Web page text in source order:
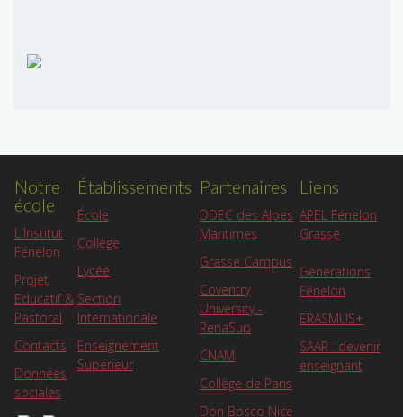
Notre
école
L'Institut
Fénelon
Projet
Educatif &
Pastoral
Contacts
Données
sociales
Établissements
École
Collège
Lycée
Section
Internationale
Enseignement
Supérieur
Partenaires
DDEC des Alpes
Maritimes
Grasse Campus
Coventry
University -
RenaSup
CNAM
Collège de Paris
Don Bosco Nice
Liens
APEL Fénelon
Grasse
Générations
Fénelon
ERASMUS+
SAAR : devenir
enseignant